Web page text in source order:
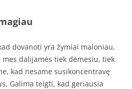
dovanoti yra žymiai maloniau,
dalijamės tiek dėmesiu, tiek
kad nesame susikoncentravę
Galima teigti, kad geriausia